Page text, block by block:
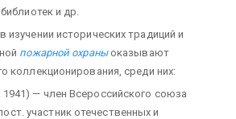
и др.
исторических традиций и
пожарной охраныоказывают
коллекционирования, среди них:
— член Всероссийского союза
участник отечественных и